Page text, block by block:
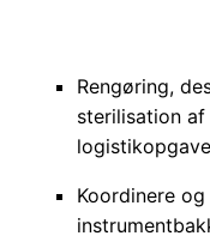
Rengøring,
sterilisation
Koordinere